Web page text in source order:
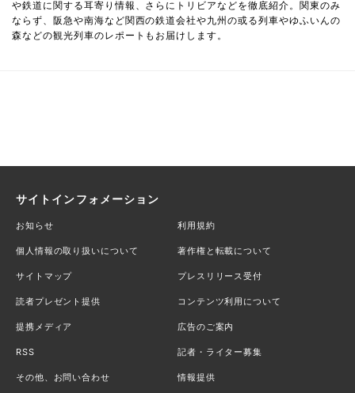
や鉄道に関する耳寄り情報、さらにトリビアなどを徹底紹介。関東のみ
ならず、阪急や南海など関西の鉄道会社や九州の或る列車やゆふいんの
森などの観光列車のレポートもお届けします。
サイトインフォメーション
お知らせ 利用規約
個人情報の取り扱いについて 著作権と転載について
サイトマップ プレスリリース受付
読者プレゼント提供 コンテンツ利用について
提携メディア 広告のご案内
RSS 記者・ライター募集
その他、お問い合わせ 情報提供